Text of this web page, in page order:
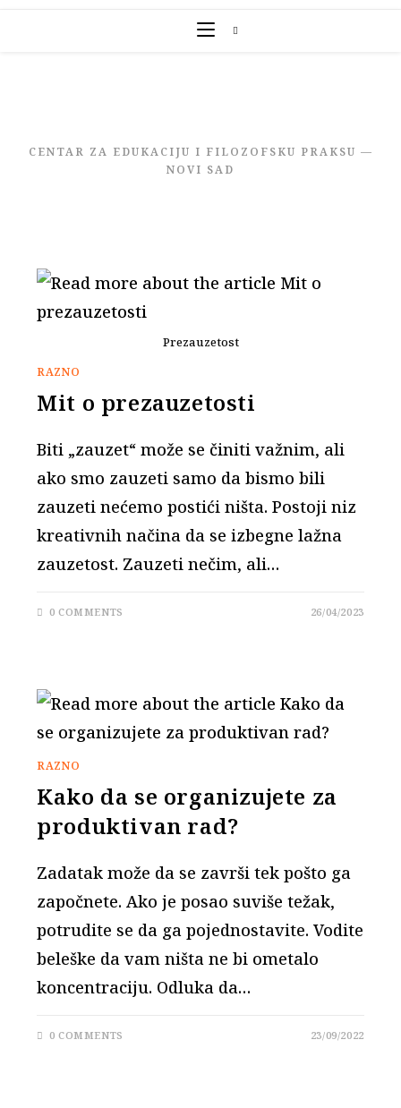
CENTAR ZA EDUKACIJU I FILOZOFSKU PRAKSU —
NOVI SAD
Prezauzetost
RAZNO
Mit o prezauzetosti
Biti „zauzet“ može se činiti važnim, ali
ako smo zauzeti samo da bismo bili
zauzeti nećemo postići ništa. Postoji niz
kreativnih načina da se izbegne lažna
zauzetost. Zauzeti nečim, ali…
0 COMMENTS 26/04/2023
RAZNO
Kako da se organizujete za
produktivan rad?
Zadatak može da se završi tek pošto ga
započnete. Ako je posao suviše težak,
potrudite se da ga pojednostavite. Vodite
beleške da vam ništa ne bi ometalo
koncentraciju. Odluka da…
0 COMMENTS 23/09/2022